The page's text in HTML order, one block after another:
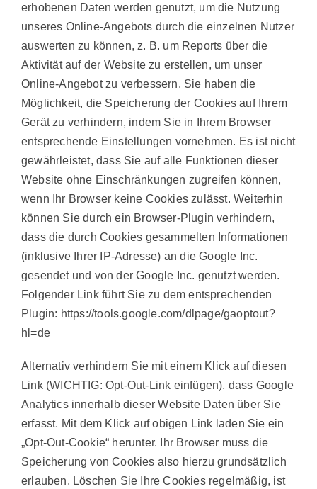
erhobenen Daten werden genutzt, um die Nutzung
unseres Online-Angebots durch die einzelnen Nutzer
auswerten zu können, z. B. um Reports über die
Aktivität auf der Website zu erstellen, um unser
Online-Angebot zu verbessern. Sie haben die
Möglichkeit, die Speicherung der Cookies auf Ihrem
Gerät zu verhindern, indem Sie in Ihrem Browser
entsprechende Einstellungen vornehmen. Es ist nicht
gewährleistet, dass Sie auf alle Funktionen dieser
Website ohne Einschränkungen zugreifen können,
wenn Ihr Browser keine Cookies zulässt. Weiterhin
können Sie durch ein Browser-Plugin verhindern,
dass die durch Cookies gesammelten Informationen
(inklusive Ihrer IP-Adresse) an die Google Inc.
gesendet und von der Google Inc. genutzt werden.
Folgender Link führt Sie zu dem entsprechenden
Plugin: https://tools.google.com/dlpage/gaoptout?
hl=de
Alternativ verhindern Sie mit einem Klick auf diesen
Link (WICHTIG: Opt-Out-Link einfügen), dass Google
Analytics innerhalb dieser Website Daten über Sie
erfasst. Mit dem Klick auf obigen Link laden Sie ein
„Opt-Out-Cookie“ herunter. Ihr Browser muss die
Speicherung von Cookies also hierzu grundsätzlich
erlauben. Löschen Sie Ihre Cookies regelmäßig, ist